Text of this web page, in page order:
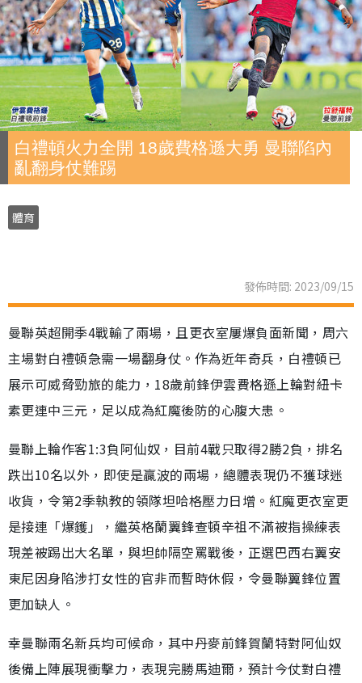
白禮頓火力全開 18歲費格遜大勇 曼聯陷內
亂翻身仗難踢
體育
發佈時間: 2023/09/15
曼聯英超開季4戰輸了兩場，且更衣室屢爆負面新聞，周六
主場對白禮頓急需一場翻身仗。作為近年奇兵，白禮頓已
展示可威脅勁旅的能力，18歲前鋒伊雲費格遜上輪對紐卡
素更連中三元，足以成為紅魔後防的心腹大患。
曼聯上輪作客1:3負阿仙奴，目前4戰只取得2勝2負，排名
跌出10名以外，即使是贏波的兩場，總體表現仍不獲球迷
收貨，令第2季執教的領隊坦哈格壓力日增。紅魔更衣室更
是接連「爆鑊」，繼英格蘭翼鋒查頓辛祖不滿被指操練表
現差被踢出大名單，與坦帥隔空罵戰後，正選巴西右翼安
東尼因身陷涉打女性的官非而暫時休假，令曼聯翼鋒位置
更加缺人。
幸曼聯兩名新兵均可候命，其中丹麥前鋒賀蘭特對阿仙奴
後備上陣展現衝擊力，表現完勝馬迪爾，預計今仗對白禮